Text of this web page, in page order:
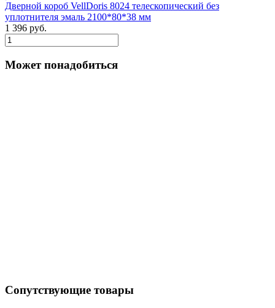
Дверной короб VellDoris 8024 телескопический без
уплотнителя эмаль 2100*80*38 мм
1 396 руб.
Может понадобиться
Сопутствующие товары